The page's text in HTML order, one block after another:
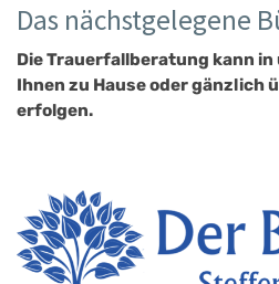
Das nächstgelegene
Die Trauerfallberatung kann in
Ihnen zu Hause oder gänzlich
erfolgen.